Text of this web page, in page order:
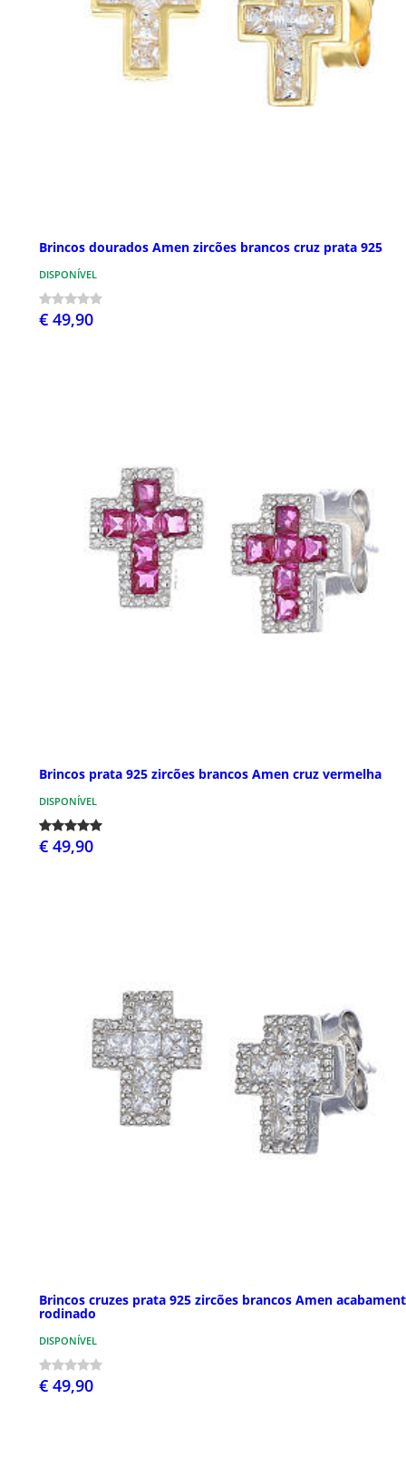
Brincos dourados Amen zircões brancos cruz prata 925
DISPONÍVEL
€ 49,90
Brincos prata 925 zircões brancos Amen cruz vermelha
DISPONÍVEL
€ 49,90
Brincos cruzes prata 925 zircões brancos Amen
rodinado
DISPONÍVEL
€ 49,90